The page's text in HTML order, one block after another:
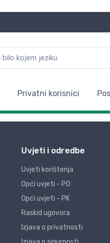
Privatni korisnici
Uvjeti i odredbe
Uvjeti korištenja
Opći uvjeti - PO
Opći uvjeti - PK
Raskid ugovora
Izjava o privatnosti